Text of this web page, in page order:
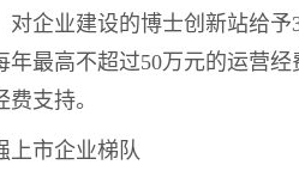
对企业建设的博士创新站给
年最高不超过50万元的运营
支持。
上市企业梯队